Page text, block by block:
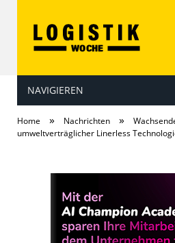
NAVIGIEREN
Home » Nachrichten »
umweltverträglicher Linerless